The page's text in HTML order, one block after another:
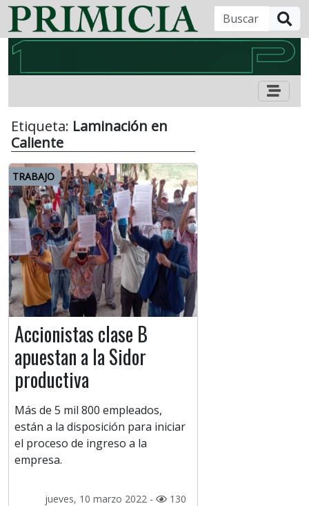
Etiqueta: Laminación en
Caliente
TRABAJO
Accionistas clase B
apuestan a la Sidor
productiva
Más de 5 mil 800 empleados,
están a la disposición para iniciar
el proceso de ingreso a la
empresa.
jueves, 10 marzo 2022 - 130